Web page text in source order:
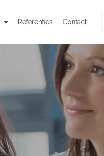
Referenties Contact